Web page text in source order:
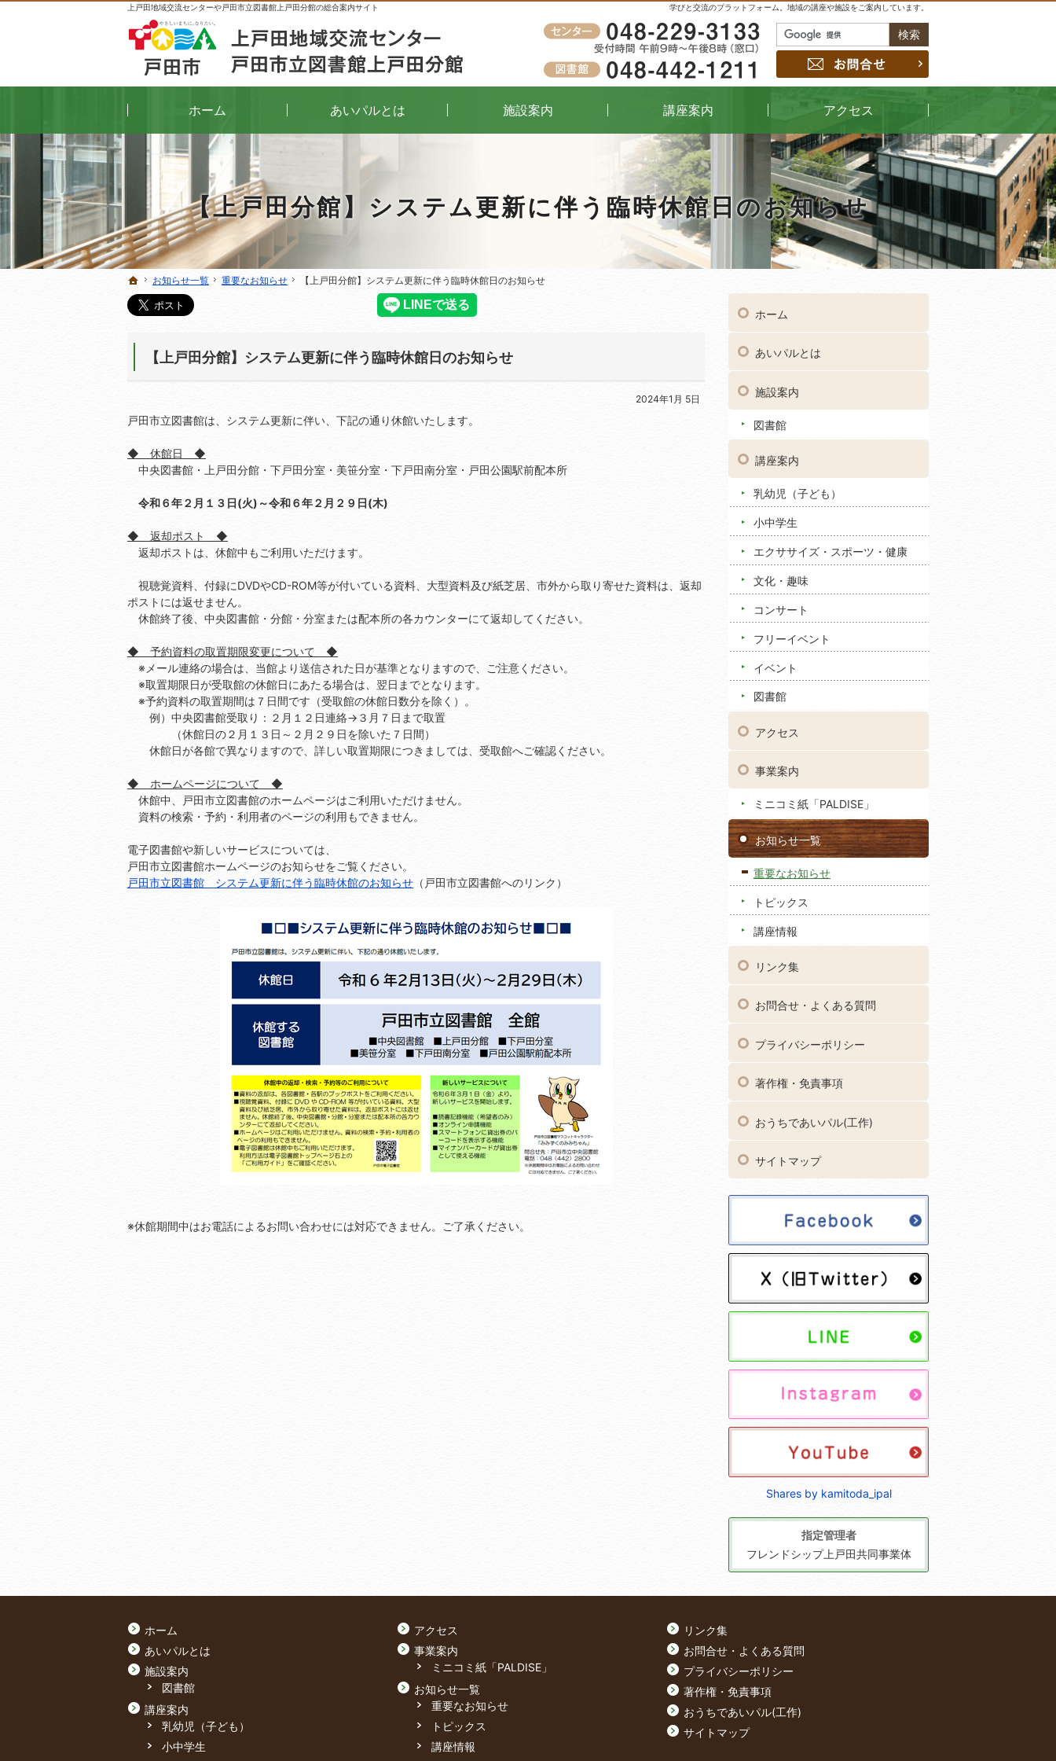
【上戸田分館】システム更新に伴う臨時休館日のお知らせ
学びと交流のプラットフォーム。地域の講座や施設をご案内しています。
上戸田地域交流センターや戸田市立図書館上戸田分館の総合案内サイト
ホーム
お知らせ一覧 重要なお知らせ 【上戸田分館】システム更新に伴う臨時休館日のお知らせ
【上戸田分館】システム更新に伴う臨時休館日のお知らせ
2024年1月 5日
戸田市立図書館は、システム更新に伴い、下記の通り休館いたします。
◆ 休館日 ◆
中央図書館・上戸田分館・下戸田分室・美笹分室・下戸田南分室・戸田公園駅前配本所
令和６年２月１３日(火)～令和６年２月２９日(木)
◆ 返却ポスト ◆
返却ポストは、休館中もご利用いただけます。
視聴覚資料、付録にDVDやCD-ROM等が付いている資料、大型資料及び紙芝居、市外から取り寄せた資料は、返却
ポストには返せません。
休館終了後、中央図書館・分館・分室または配本所の各カウンターにて返却してください。
◆ 予約資料の取置期限変更について ◆
※メール連絡の場合は、当館より送信された日が基準となりますので、ご注意ください。
※取置期限日が受取館の休館日にあたる場合は、翌日までとなります。
※予約資料の取置期間は７日間です（受取館の休館日数分を除く）。
例）中央図書館受取り：２月１２日連絡→３月７日まで取置
（休館日の２月１３日～２月２９日を除いた７日間）
休館日が各館で異なりますので、詳しい取置期限につきましては、受取館へご確認ください。
◆ ホームページについて ◆
休館中、戸田市立図書館のホームページはご利用いただけません。
資料の検索・予約・利用者のページの利用もできません。
電子図書館や新しいサービスについては、
戸田市立図書館ホームページのお知らせをご覧ください。
戸田市立図書館 システム更新に伴う臨時休館のお知らせ （戸田市立図書館へのリンク）
※休館期間中はお電話によるお問い合わせには対応できません。ご了承ください。
ホーム
あいパルとは
施設案内
図書館
講座案内
乳幼児（子ども）
小中学生
エクササイズ・スポーツ・健康
文化・趣味
コンサート
フリーイベント
イベント
図書館
アクセス
事業案内
ミニコミ紙「PALDISE」
お知らせ一覧
重要なお知らせ
トピックス
講座情報
リンク集
お問合せ・よくある質問
プライバシーポリシー
著作権・免責事項
おうちであいパル(工作)
サイトマップ
Shares by kamitoda_ipal
指定管理者
フレンドシップ上戸田共同事業体
ホーム
お知らせ一覧 重要なお知らせ 【上戸田分館】システム更新に伴う臨時休館日のお知らせ
048-229-3133
受付時間
午前9時～午後8時（窓口）
048-442-1211
ホーム あいパルとは 施設案内 講座案内 アクセス
ホーム
あいパルとは
施設案内
図書館
講座案内
乳幼児（子ども）
小中学生
アクセス
事業案内
ミニコミ紙「PALDISE」
お知らせ一覧
重要なお知らせ
トピックス
講座情報
リンク集
お問合せ・よくある質問
プライバシーポリシー
著作権・免責事項
おうちであいパル(工作)
サイトマップ